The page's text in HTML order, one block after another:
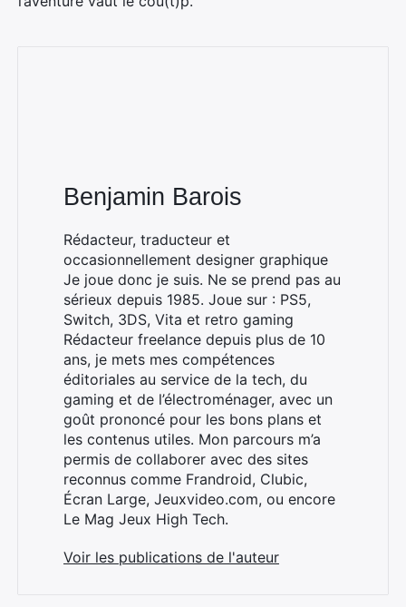
Benjamin Barois
Rédacteur, traducteur et
occasionnellement designer graphique
Je joue donc je suis. Ne se prend pas au
sérieux depuis 1985. Joue sur : PS5,
Switch, 3DS, Vita et retro gaming
Rédacteur freelance depuis plus de 10
ans, je mets mes compétences
éditoriales au service de la tech, du
gaming et de l’électroménager, avec un
goût prononcé pour les bons plans et
les contenus utiles. Mon parcours m’a
permis de collaborer avec des sites
reconnus comme Frandroid, Clubic,
Écran Large, Jeuxvideo.com, ou encore
Le Mag Jeux High Tech.
Voir les publications de l'auteur